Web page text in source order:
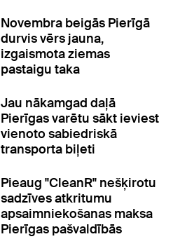
Novembra beigās Pierīgā
durvis vērs jauna,
izgaismota ziemas
pastaigu taka
Jau nākamgad daļā
Pierīgas varētu sākt ieviest
vienoto sabiedriskā
transporta biļeti
Pieaug "CleanR" nešķirotu
sadzīves atkritumu
apsaimniekošanas maksa
Pierīgas pašvaldībās